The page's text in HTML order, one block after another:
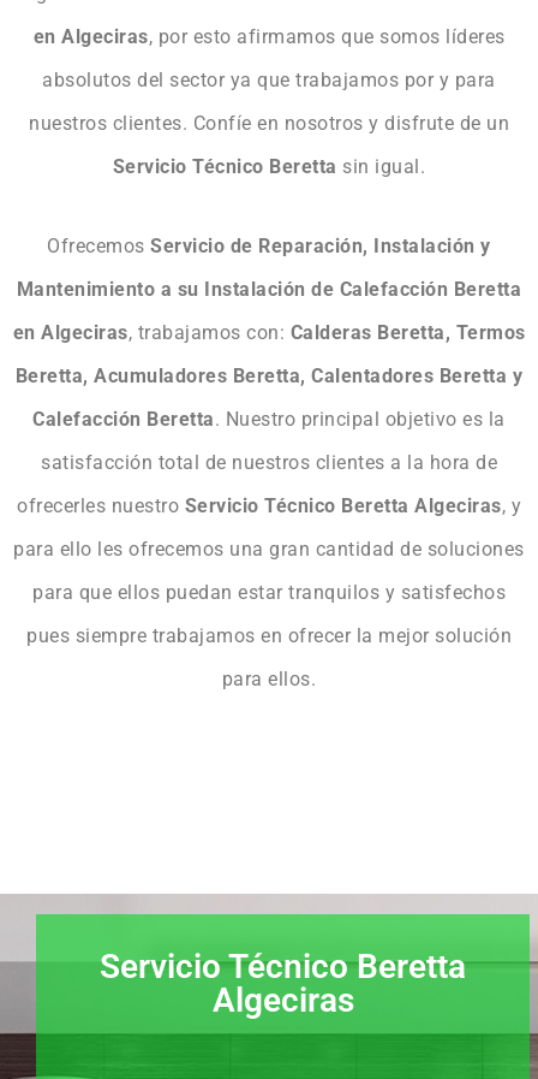
en Algeciras, por esto afirmamos que somos líderes
absolutos del sector ya que trabajamos por y para
nuestros clientes. Confíe en nosotros y disfrute de un
Servicio Técnico Beretta sin igual.
OfrecemosServicio de Reparación, Instalación y
Mantenimiento a su Instalación de Calefacción Beretta
en Algeciras, trabajamos con: Calderas Beretta, Termos
Beretta, Acumuladores Beretta, Calentadores Beretta y
Calefacción Beretta. Nuestro principal objetivo es la
satisfacción total de nuestros clientes a la hora de
ofrecerles nuestro Servicio Técnico Beretta Algeciras, y
para ello les ofrecemos una gran cantidad de soluciones
para que ellos puedan estar tranquilos y satisfechos
pues siempre trabajamos en ofrecer la mejor solución
para ellos.
Servicio Técnico Beretta
Algeciras